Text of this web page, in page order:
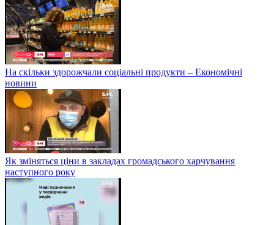
На скільки здорожчали соціальні продукти – Економічні
новини
Як зміняться ціни в закладах громадського харчування
наступного року